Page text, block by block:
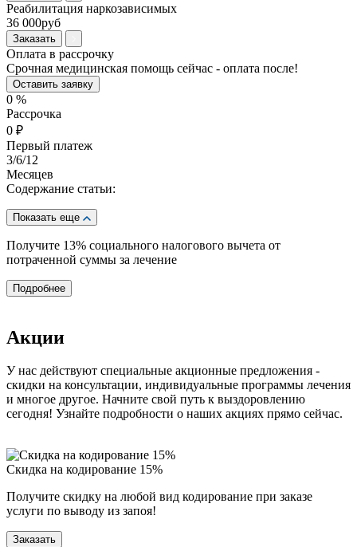
Реабилитация наркозависимых
36 000руб
Заказать
Оплата в рассрочку
Срочная медицинская помощь сейчас - оплата после!
Оставить заявку
0 %
Рассрочка
0 ₽
Первый платеж
3/6/12
Месяцев
Содержание статьи:
Показать еще
Получите 13% социального налогового вычета от
потраченной суммы за лечение
Подробнее
Акции
У нас действуют специальные акционные предложения -
скидки на консультации, индивидуальные программы лечения
и многое другое. Начните свой путь к выздоровлению
сегодня! Узнайте подробности о наших акциях прямо сейчас.
Скидка на кодирование 15%
Получите скидку на любой вид кодирование при заказе
услуги по выводу из запоя!
Заказать